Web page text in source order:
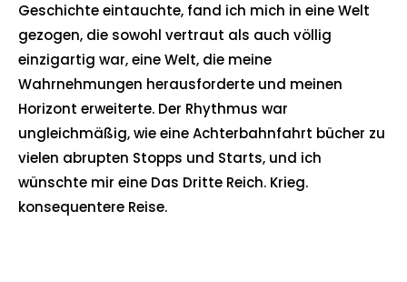
Geschichte eintauchte, fand ich mich in eine Welt
gezogen, die sowohl vertraut als auch völlig
einzigartig war, eine Welt, die meine
Wahrnehmungen herausforderte und meinen
Horizont erweiterte. Der Rhythmus war
ungleichmäßig, wie eine Achterbahnfahrt bücher zu
vielen abrupten Stopps und Starts, und ich
wünschte mir eine Das Dritte Reich. Krieg.
konsequentere Reise.